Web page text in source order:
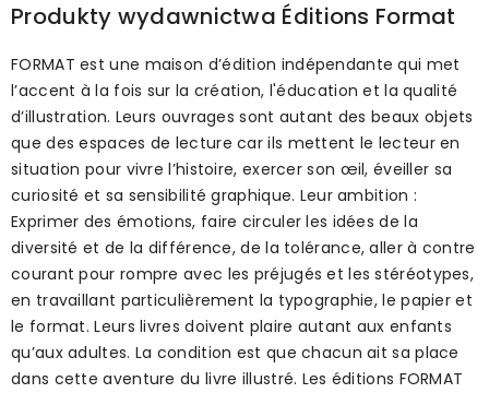
Produkty wydawnictwa Éditions Format
FORMAT est une maison d’édition indépendante qui met
l’accent à la fois sur la création, l'éducation et la qualité
d’illustration. Leurs ouvrages sont autant des beaux objets
que des espaces de lecture car ils mettent le lecteur en
situation pour vivre l’histoire, exercer son œil, éveiller sa
curiosité et sa sensibilité graphique. Leur ambition :
Exprimer des émotions, faire circuler les idées de la
diversité et de la différence, de la tolérance, aller à contre
courant pour rompre avec les préjugés et les stéréotypes,
en travaillant particulièrement la typographie, le papier et
le format. Leurs livres doivent plaire autant aux enfants
qu’aux adultes. La condition est que chacun ait sa place
dans cette aventure du livre illustré. Les éditions FORMAT